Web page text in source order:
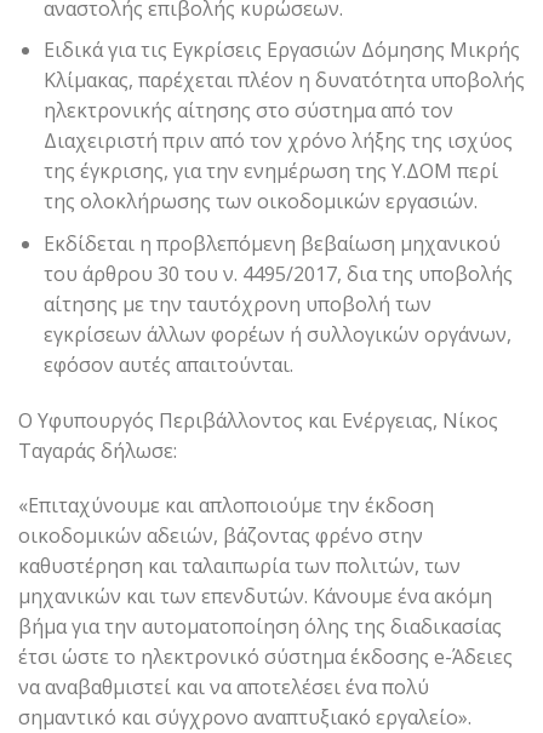
αναστολής επιβολής κυρώσεων.
Ειδικά για τις Εγκρίσεις Εργασιών Δόμησης Μικρής
Κλίμακας, παρέχεται πλέον η δυνατότητα υποβολής
ηλεκτρονικής αίτησης στο σύστημα από τον
Διαχειριστή πριν από τον χρόνο λήξης της ισχύος
της έγκρισης, για την ενημέρωση της Υ.ΔΟΜ περί
της ολοκλήρωσης των οικοδομικών εργασιών.
Εκδίδεται η προβλεπόμενη βεβαίωση μηχανικού
του άρθρου 30 του ν. 4495/2017, δια της υποβολής
αίτησης με την ταυτόχρονη υποβολή των
εγκρίσεων άλλων φορέων ή συλλογικών οργάνων,
εφόσον αυτές απαιτούνται.
Ο Υφυπουργός Περιβάλλοντος και Ενέργειας, Νίκος
Ταγαράς δήλωσε:
«Επιταχύνουμε και απλοποιούμε την έκδοση
οικοδομικών αδειών, βάζοντας φρένο στην
καθυστέρηση και ταλαιπωρία των πολιτών, των
μηχανικών και των επενδυτών. Κάνουμε ένα ακόμη
βήμα για την αυτοματοποίηση όλης της διαδικασίας
έτσι ώστε το ηλεκτρονικό σύστημα έκδοσης e-Άδειες
να αναβαθμιστεί και να αποτελέσει ένα πολύ
σημαντικό και σύγχρονο αναπτυξιακό εργαλείο».